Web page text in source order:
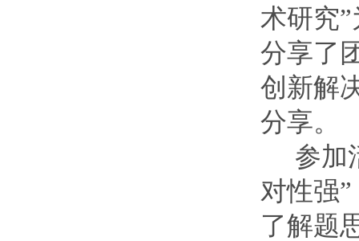
术研究
分享了
创新解
分享。
参加
对性强
了解题